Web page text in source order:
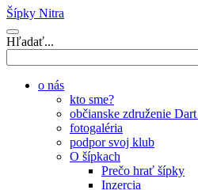
Šípky Nitra
Hľadať...
o nás
kto sme?
občianske združenie
fotogaléria
podpor svoj klub
O šípkach
Prečo hrať šípky
Inzercia